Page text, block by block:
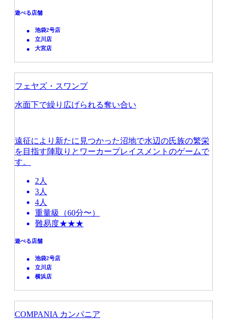
遊べる店舗
池袋2号店
立川店
大宮店
フェヤズ・スワンプ
水面下で繰り広げられる奪い合い
遠征により新たに見つかった沼地で水辺の氏族の繁栄
を目指す陣取りとワーカープレイスメントのゲームで
す。
2人
3人
4人
重量級（60分〜）
難易度★★★
遊べる店舗
池袋2号店
立川店
横浜店
COMPANIA カンパニア